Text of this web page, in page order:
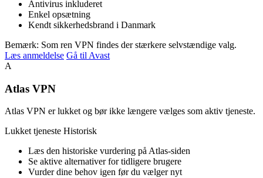
Antivirus inkluderet
Enkel opsætning
Kendt sikkerhedsbrand i Danmark
Bemærk: Som ren VPN findes der stærkere selvstændige valg.
Læs anmeldelse Gå til Avast
A
Atlas VPN
Atlas VPN er lukket og bør ikke længere vælges som aktiv tjeneste.
Lukket tjeneste Historisk
Læs den historiske vurdering på Atlas-siden
Se aktive alternativer for tidligere brugere
Vurder dine behov igen før du vælger nyt